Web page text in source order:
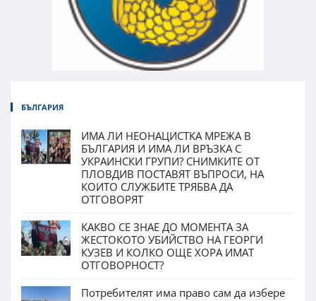
БЪЛГАРИЯ
ИМА ЛИ НЕОНАЦИСТКА МРЕЖА В
БЪЛГАРИЯ И ИМА ЛИ ВРЪЗКА С
УКРАИНСКИ ГРУПИ? СНИМКИТЕ ОТ
ПЛОВДИВ ПОСТАВЯТ ВЪПРОСИ, НА
КОИТО СЛУЖБИТЕ ТРЯБВА ДА
ОТГОВОРЯТ
КАКВО СЕ ЗНАЕ ДО МОМЕНТА ЗА
ЖЕСТОКОТО УБИЙСТВО НА ГЕОРГИ
КУЗЕВ И КОЛКО ОЩЕ ХОРА ИМАТ
ОТГОВОРНОСТ?
Потребителят има право сам да избере